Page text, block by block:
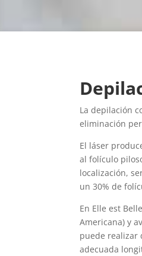
La depilación
eliminación
El láser
al folículo
localización,
un 30% de
En Elle est
Americana) y
puede realizar
adecuada